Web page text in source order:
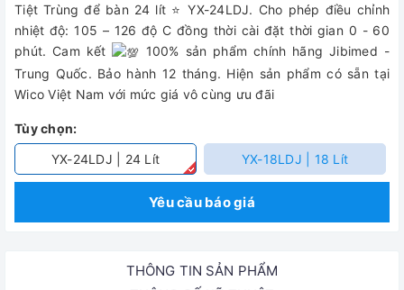
Tiệt Trùng để bàn 24 lít ⭐ YX-24LDJ. Cho phép điều chỉnh
nhiệt độ: 105 – 126 độ C đồng thời cài đặt thời gian 0 - 60
phút. Cam kết
100% sản phẩm chính hãng Jibimed -
Trung Quốc. Bảo hành 12 tháng. Hiện sản phẩm có sẵn tại
Wico Việt Nam với mức giá vô cùng ưu đãi
Tùy chọn:
YX-24LDJ | 24 Lít
YX-18LDJ | 18 Lít
Yêu cầu báo giá
THÔNG TIN SẢN PHẨM